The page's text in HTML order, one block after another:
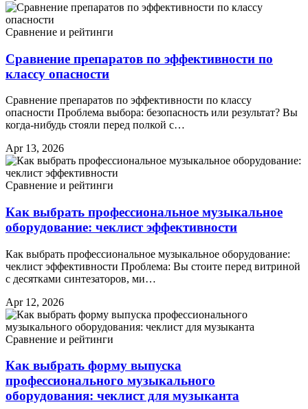
Сравнение и рейтинги
Сравнение препаратов по эффективности по
классу опасности
Сравнение препаратов по эффективности по классу
опасности Проблема выбора: безопасность или результат? Вы
когда-нибудь стояли перед полкой с…
Apr 13, 2026
Сравнение и рейтинги
Как выбрать профессиональное музыкальное
оборудование: чеклист эффективности
Как выбрать профессиональное музыкальное оборудование:
чеклист эффективности Проблема: Вы стоите перед витриной
с десятками синтезаторов, ми…
Apr 12, 2026
Сравнение и рейтинги
Как выбрать форму выпуска
профессионального музыкального
оборудования: чеклист для музыканта